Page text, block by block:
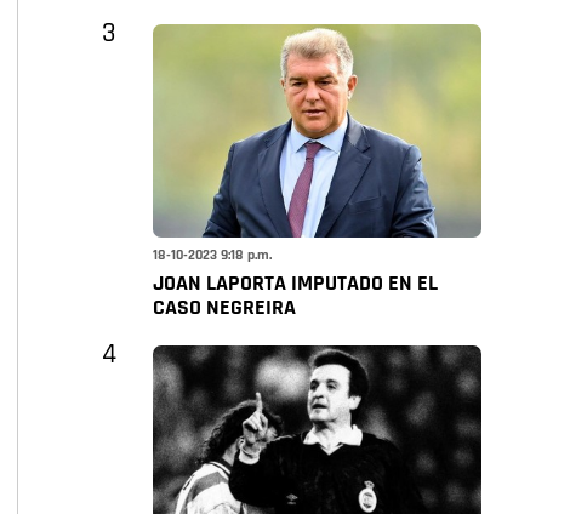
3
18-10-2023 9:18 p.m.
JOAN LAPORTA IMPUTADO EN EL
CASO NEGREIRA
4